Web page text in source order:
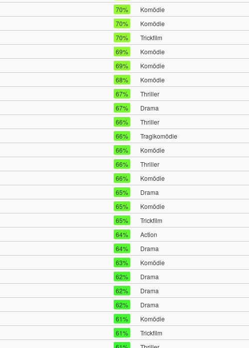
70% Komödie
70% Komödie
70% Trickfilm
69% Komödie
69% Komödie
68% Komödie
67% Thriller
67% Drama
66% Thriller
66% Tragikomödie
66% Komödie
66% Thriller
66% Komödie
65% Drama
65% Komödie
65% Trickfilm
64% Action
64% Drama
63% Komödie
62% Drama
62% Drama
62% Drama
61% Komödie
61% Trickfilm